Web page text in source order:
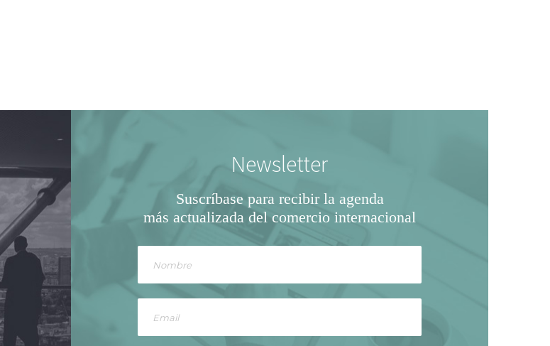
Newsletter
Suscríbase para recibir la agenda
más actualizada del comercio internacional